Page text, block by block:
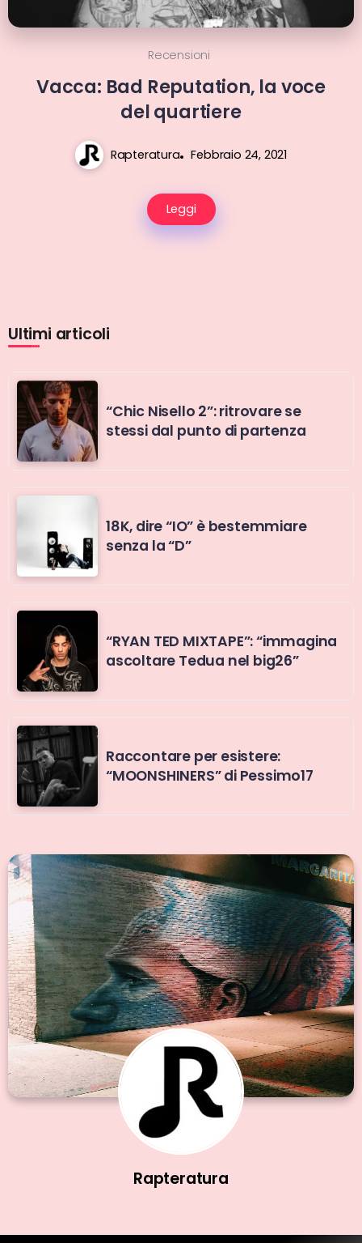
Recensioni
Vacca: Bad Reputation, la voce
del quartiere
Rapteratura Febbraio 24, 2021
Leggi
Ultimi articoli
“Chic Nisello 2”: ritrovare se
stessi dal punto di partenza
18K, dire “IO” è bestemmiare
senza la “D”
“RYAN TED MIXTAPE”: “immagina
ascoltare Tedua nel big26”
Raccontare per esistere:
“MOONSHINERS” di Pessimo17
Rapteratura